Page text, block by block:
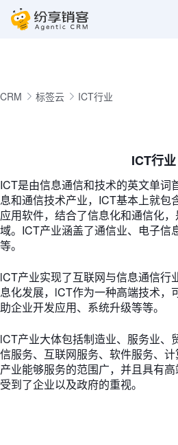
CRM 标签云 ICT行业
ICT行业
ICT是由信息通信和技术的英文单词
息和通信技术产业，ICT基本上就包
应用软件，结合了信息化和通信化
域。ICT产业涵盖了通信业、电子信
等。
lCT产业实现了互联网与信息通信行
息化发展，lCT作为一种高端技术，
助企业开发应用、系统升级等等。
lCT产业大体包括制造业、服务业、
信服务、互联网服务、软件服务、
产业能够服务的范围广，并且具有
受到了企业以及政府的重视。